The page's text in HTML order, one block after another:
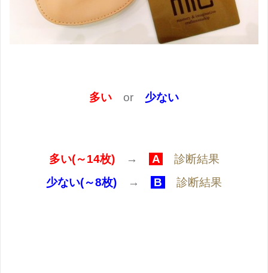
多い or 少ない
多い(～14枚)→ A
診断結果
少ない(～8枚) → B 診断結果